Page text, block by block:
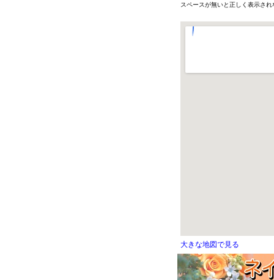
スペースが無いと正しく表示さ
大きな地図で見る